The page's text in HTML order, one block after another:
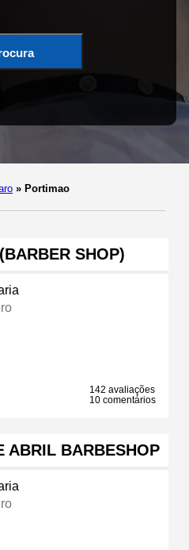
» Portimao
SHOP)
142 avaliações
10 comentários
ABRIL BARBESHOP